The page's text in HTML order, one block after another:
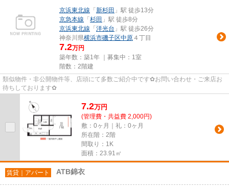
京浜東北線 「 新杉田 」駅 徒歩13分
京急本線 「 杉田 」駅 徒歩8分
京浜東北線 「 洋光台 」駅 徒歩26分
神奈川県横浜市磯子区中原 ４丁目
7.2万円
築年数：築1年 ｜募集中： 1室
階数：2階建
類似物件・非公開物件等、店頭にて多数ご紹介中です✿お問い合わせ・ご来店お
待ちしております✿
7.2万円
(管理費・共益費 2,000円)
敷：0ヶ月｜礼：0ヶ月
所在階：2階
間取り：1K
面積：23.91㎡
賃貸｜アパート ATB錦衣